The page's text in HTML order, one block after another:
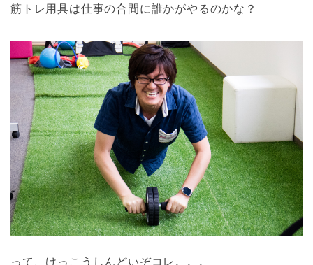
筋トレ用具は仕事の合間に誰かがやるのかな？
って、けっこうしんどいぞコレ。。。